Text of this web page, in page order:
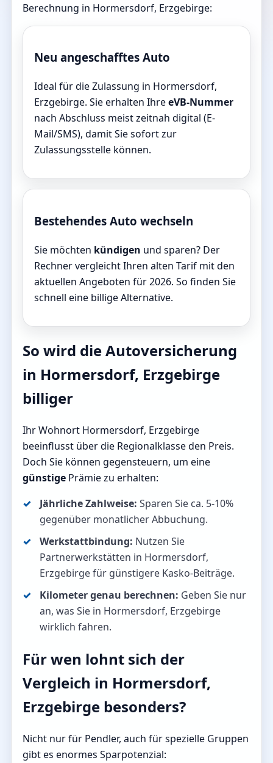
Berechnung in Hormersdorf, Erzgebirge:
Neu angeschafftes Auto
Ideal für die Zulassung in Hormersdorf,
Erzgebirge. Sie erhalten IhreeVB-Nummer
nach Abschluss meist zeitnah digital (E-
Mail/SMS), damit Sie sofort zur
Zulassungsstelle können.
Bestehendes Auto wechseln
Sie möchten kündigen und sparen? Der
Rechner vergleicht Ihren alten Tarif mit den
aktuellen Angeboten für 2026. So finden Sie
schnell eine billige Alternative.
So wird die Autoversicherung
in Hormersdorf, Erzgebirge
billiger
Ihr Wohnort Hormersdorf, Erzgebirge
beeinflusst über die Regionalklasse den Preis.
Doch Sie können gegensteuern, um eine
günstige Prämie zu erhalten:
Jährliche Zahlweise: Sparen Sie ca. 5-10%
gegenüber monatlicher Abbuchung.
Werkstattbindung: Nutzen Sie
Partnerwerkstätten in Hormersdorf,
Erzgebirge für günstigere Kasko-Beiträge.
Kilometer genau berechnen: Geben Sie nur
an, was Sie in Hormersdorf, Erzgebirge
wirklich fahren.
Für wen lohnt sich der
Vergleich in Hormersdorf,
Erzgebirge besonders?
Nicht nur für Pendler, auch für spezielle Gruppen
gibt es enormes Sparpotenzial: